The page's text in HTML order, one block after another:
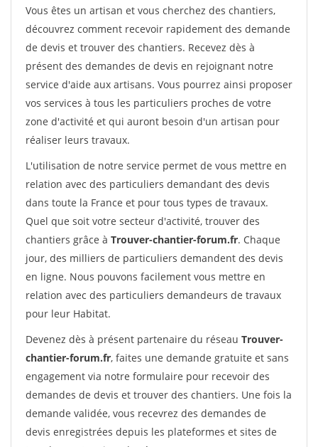
Vous êtes un artisan et vous cherchez des chantiers,
découvrez comment recevoir rapidement des demande
de devis et trouver des chantiers. Recevez dès à
présent des demandes de devis en rejoignant notre
service d'aide aux artisans. Vous pourrez ainsi proposer
vos services à tous les particuliers proches de votre
zone d'activité et qui auront besoin d'un artisan pour
réaliser leurs travaux.
L'utilisation de notre service permet de vous mettre en
relation avec des particuliers demandant des devis
dans toute la France et pour tous types de travaux.
Quel que soit votre secteur d'activité, trouver des
chantiers grâce à Trouver-chantier-forum.fr. Chaque
jour, des milliers de particuliers demandent des devis
en ligne. Nous pouvons facilement vous mettre en
relation avec des particuliers demandeurs de travaux
pour leur Habitat.
Devenez dès à présent partenaire du réseau Trouver-
chantier-forum.fr, faites une demande gratuite et sans
engagement via notre formulaire pour recevoir des
demandes de devis et trouver des chantiers. Une fois la
demande validée, vous recevrez des demandes de
devis enregistrées depuis les plateformes et sites de